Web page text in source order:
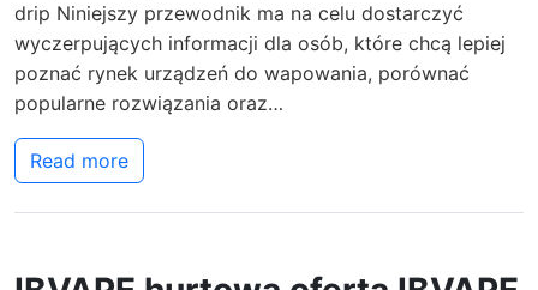
drip Niniejszy przewodnik ma na celu dostarczyć
wyczerpujących informacji dla osób, które chcą lepiej
poznać rynek urządzeń do wapowania, porównać
popularne rozwiązania oraz…
Read more